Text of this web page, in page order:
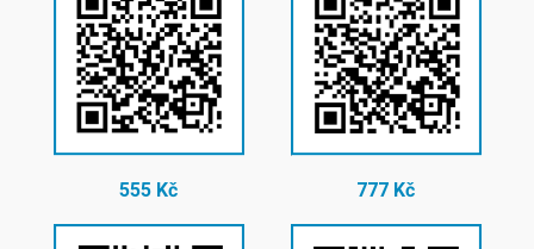
555 Kč 777 Kč